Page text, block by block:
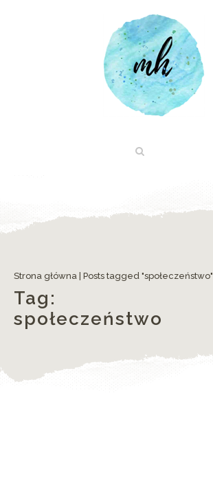
Strona główna Posts tagged "społeczeństwo"
Tag:
społeczeństwo